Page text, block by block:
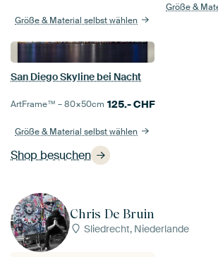
Shop besuchen
Größe & Material selbst wählen
Größe &
San Diego Skyline bei Nacht
ArtFrame™ –80×50cm 125.-CHF
Größe & Material selbst wählen
Chris De Bruin
Sliedrecht, Niederlande